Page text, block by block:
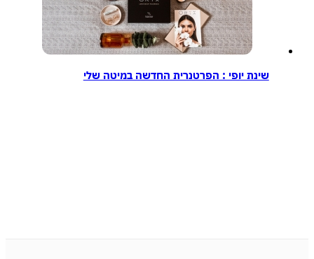
שינת יופי : הפרטנרית החדשה במיטה שלי